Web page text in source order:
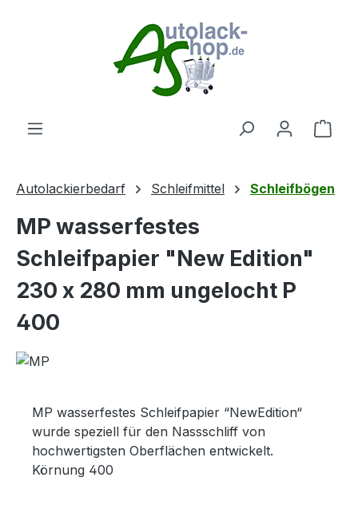
Autolackierbedarf Schleifmittel Schleifbögen
MP wasserfestes
Schleifpapier "New Edition"
230 x 280 mm ungelocht P
400
MP wasserfestes Schleifpapier “NewEdition“
wurde speziell für den Nassschliff von
hochwertigsten Oberflächen entwickelt.
Körnung 400